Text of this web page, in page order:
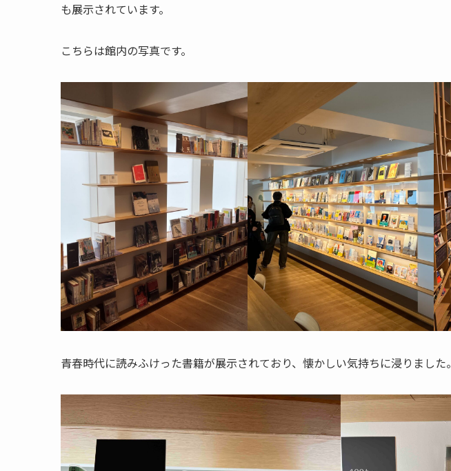
も展示されています。
こちらは館内の写真です。
青春時代に読みふけった書籍が展示されており、懐かしい気持ちに浸りました。